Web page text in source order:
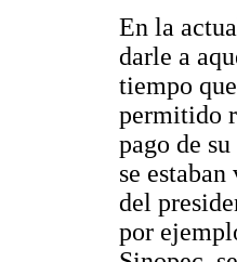
En la
darle a
tiempo
permitido
pago de
se
del
por